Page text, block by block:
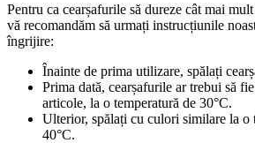
Pentru ca cearșafurile să dureze cât mai
vă recomandăm să urmați instrucțiunile
îngrijire:
Înainte de prima utilizare, spălați
Prima dată, cearșafurile ar trebui să
articole, la o temperatură de 30°C.
Ulterior, spălați cu culori similare la o
40°C.